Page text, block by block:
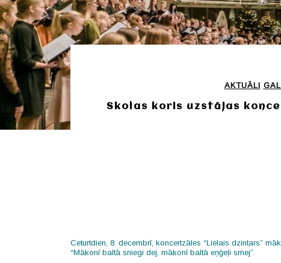
AKTUĀLI
Skolas koris uzstājas
Ceturtdien, 8. decembrī, koncertzāles “Lielais dzintars”
“Mākonī baltā sniegi dej, mākonī baltā eņģeļi smej”.